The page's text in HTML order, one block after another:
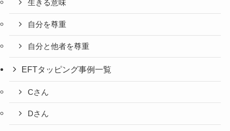
生きる意味
自分を尊重
自分と他者を尊重
EFTタッピング事例一覧
Cさん
Dさん